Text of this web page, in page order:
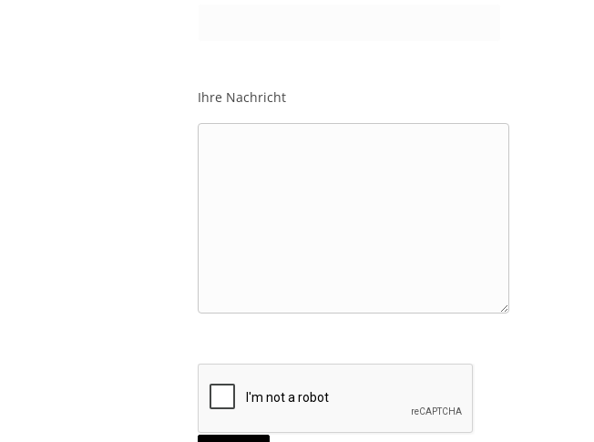
Ihre Nachricht